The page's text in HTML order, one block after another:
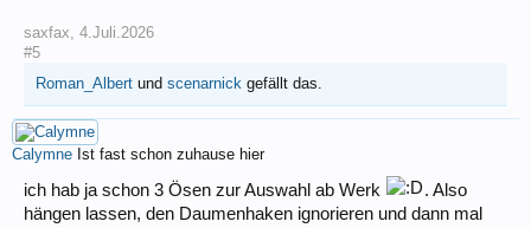
saxfax, 4.Juli.2026
#5
Roman_Albert und scenarnick gefällt das.
Calymne Ist fast schon zuhause hier
ich hab ja schon 3 Ösen zur Auswahl ab Werk
. Also
hängen lassen, den Daumenhaken ignorieren und dann mal